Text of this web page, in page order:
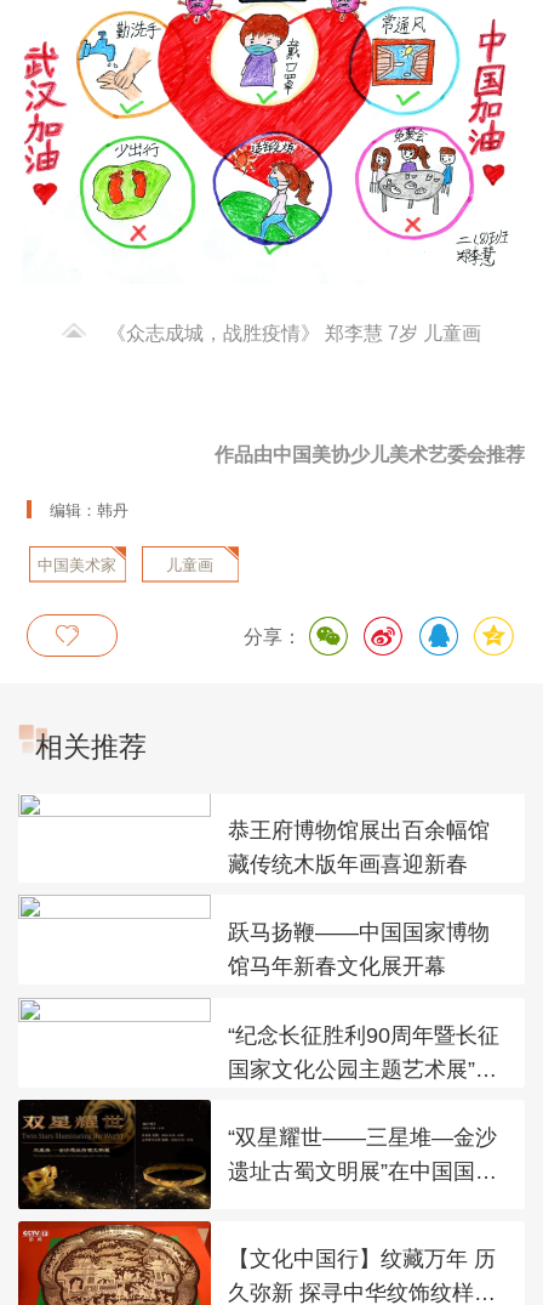
《众志成城，战胜疫情》 郑李慧 7岁 儿童画
作品由中国美协少儿美术艺委会推荐
编辑：韩丹
中国美术家 儿童画
分享：
相关推荐
恭王府博物馆展出百余幅馆
藏传统木版年画喜迎新春
跃马扬鞭——中国国家博物
馆马年新春文化展开幕
“纪念长征胜利90周年暨长征
国家文化公园主题艺术展”在
“双星耀世——三星堆—金沙
遗址古蜀文明展”在中国国家
【文化中国行】纹藏万年 历
久弥新 探寻中华纹饰纹样之